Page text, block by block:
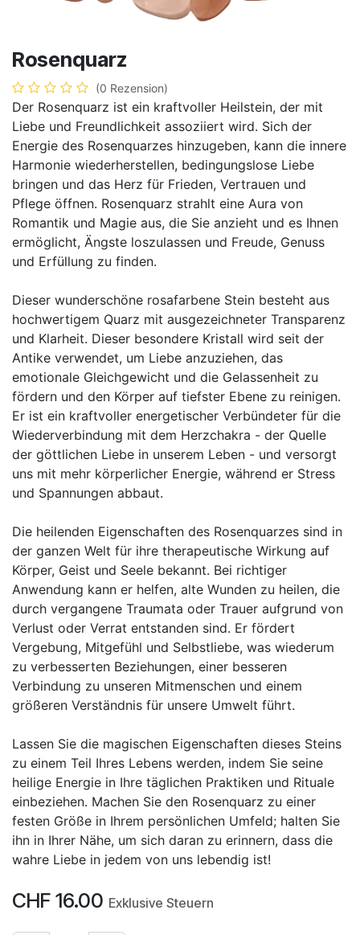
Rosenquarz
(0 Rezension)
Der Rosenquarz ist ein kraftvoller Heilstein, der mit
Liebe und Freundlichkeit assoziiert wird. Sich der
Energie des Rosenquarzes hinzugeben, kann die innere
Harmonie wiederherstellen, bedingungslose Liebe
bringen und das Herz für Frieden, Vertrauen und
Pflege öffnen. Rosenquarz strahlt eine Aura von
Romantik und Magie aus, die Sie anzieht und es Ihnen
ermöglicht, Ängste loszulassen und Freude, Genuss
und Erfüllung zu finden.
Dieser wunderschöne rosafarbene Stein besteht aus
hochwertigem Quarz mit ausgezeichneter Transparenz
und Klarheit. Dieser besondere Kristall wird seit der
Antike verwendet, um Liebe anzuziehen, das
emotionale Gleichgewicht und die Gelassenheit zu
fördern und den Körper auf tiefster Ebene zu reinigen.
Er ist ein kraftvoller energetischer Verbündeter für die
Wiederverbindung mit dem Herzchakra - der Quelle
der göttlichen Liebe in unserem Leben - und versorgt
uns mit mehr körperlicher Energie, während er Stress
und Spannungen abbaut.
Die heilenden Eigenschaften des Rosenquarzes sind in
der ganzen Welt für ihre therapeutische Wirkung auf
Körper, Geist und Seele bekannt. Bei richtiger
Anwendung kann er helfen, alte Wunden zu heilen, die
durch vergangene Traumata oder Trauer aufgrund von
Verlust oder Verrat entstanden sind. Er fördert
Vergebung, Mitgefühl und Selbstliebe, was wiederum
zu verbesserten Beziehungen, einer besseren
Verbindung zu unseren Mitmenschen und einem
größeren Verständnis für unsere Umwelt führt.
Lassen Sie die magischen Eigenschaften dieses Steins
zu einem Teil Ihres Lebens werden, indem Sie seine
heilige Energie in Ihre täglichen Praktiken und Rituale
einbeziehen. Machen Sie den Rosenquarz zu einer
festen Größe in Ihrem persönlichen Umfeld; halten Sie
ihn in Ihrer Nähe, um sich daran zu erinnern, dass die
wahre Liebe in jedem von uns lebendig ist!
CHF 16.00 Exklusive Steuern